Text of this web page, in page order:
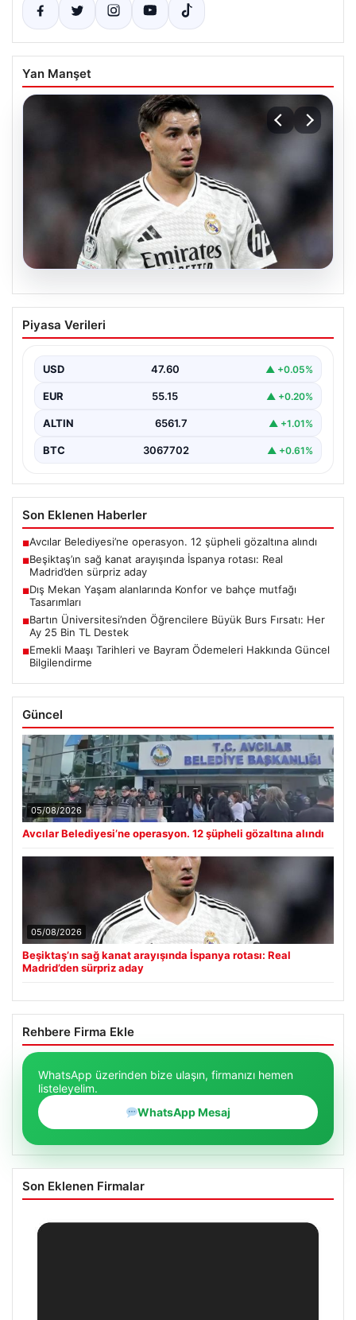
Yan Manşet
05.08.2026
Beşiktaş’ın sağ kanat arayışında
İspanya rotası: Real Madrid’den sürpriz
Muhammed Salah için sürdürülen görüşmelerin son
alternatif çözümlere hız…
Piyasa Verileri
USD 47.60 ▲ +0.05%
EUR 55.15 ▲ +0.20%
ALTIN 6561.7 ▲ +1.01%
BTC 3067702 ▲ +0.61%
Son Eklenen Haberler
■Avcılar Belediyesi’ne operasyon. 12 şüpheli gözaltına alındı
■Beşiktaş’ın sağ kanat arayışında İspanya rotası: Real
Madrid’den sürpriz aday
■Dış Mekan Yaşam alanlarında Konfor ve bahçe mutfağı
Tasarımları
■Bartın Üniversitesi’nden Öğrencilere Büyük Burs Fırsatı: Her
Ay 25 Bin TL Destek
■Emekli Maaşı Tarihleri ve Bayram Ödemeleri Hakkında Güncel
Bilgilendirme
Güncel
05/08/2026
Avcılar Belediyesi’ne operasyon. 12 şüpheli gözaltına alındı
05/08/2026
Beşiktaş’ın sağ kanat arayışında İspanya rotası: Real
Madrid’den sürpriz aday
Rehbere Firma Ekle
WhatsApp üzerinden bize ulaşın, firmanızı hemen
listeleyelim.
WhatsApp Mesaj
Son Eklenen Firmalar